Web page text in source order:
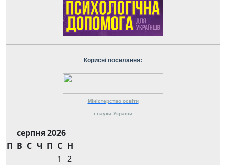
Корисні посилання:
Міністерство освіти
і науки України
серпня 2026
П В С Ч П С Н
1
2